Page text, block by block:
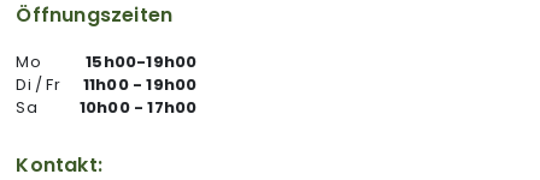
Öffnungszeiten
Mo
15h00-19h00
Di / Fr
11h00 - 19h00
Sa
10h00 - 17h00
Kontakt: